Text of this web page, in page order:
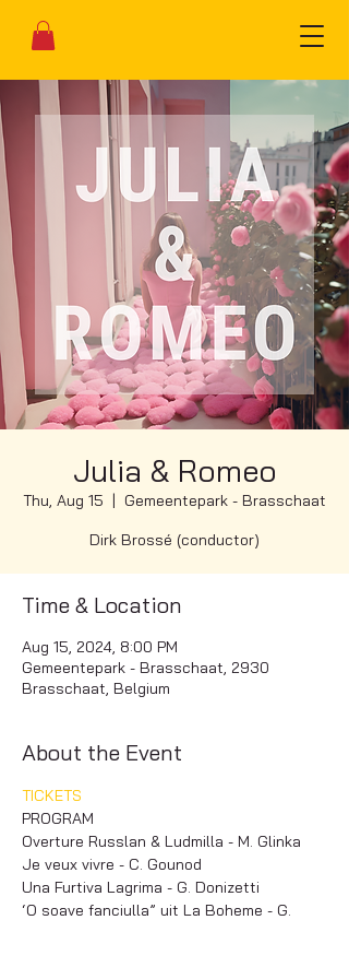
Julia & Romeo
Thu, Aug 15
Gemeentepark - Brasschaat
Dirk Brossé (conductor)
Time & Location
Aug 15, 2024, 8:00 PM
Gemeentepark - Brasschaat, 2930
Brasschaat, Belgium
About the Event
TICKETS
PROGRAM
Overture Russlan & Ludmilla - M. Glinka
Je veux vivre - C. Gounod
Una Furtiva Lagrima - G. Donizetti
‘O soave fanciulla” uit La Boheme - G.